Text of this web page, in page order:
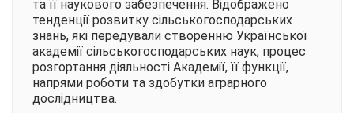
та її наукового забезпечення. Відображено
тенденції розвитку сільськогосподарських
знань, які передували створенню Української
академії сільськогосподарських наук, процес
розгортання діяльності Академії, її функції,
напрями роботи та здобутки аграрного
дослідництва.